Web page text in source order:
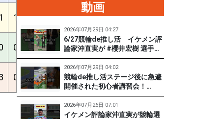
1 0 3 2 15 0% 15% 25%
0 0 0 3 18 0% 0% 14%
0 1 3 0 23 4% 15% 15%
動画
2026年07月29日 04:27
6/27競輪de推し活 イケメン評
論家沖直実が #櫻井宏樹 選手を
迎えてズバズバ聞きまくり！
#PR #松戸けいりん #和田健太
郎
2026年07月29日 04:02
競輪de推し活ステージ後に急遽
開催された初心者講習会！
（6/27) 冨田卓さんの講習を受
けて、初めてチャレンジした女
子たち。果たして…？ #PR #松
2026年07月26日 07:01
イケメン評論家沖直実が競輪選